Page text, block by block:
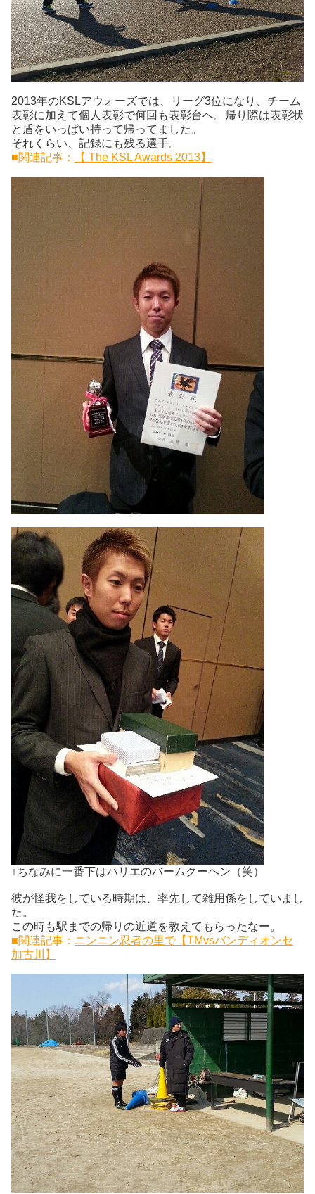
2013年のKSLアウォーズでは、リーグ3位になり、チーム
表彰に加えて個人表彰で何回も表彰台へ。帰り際は表彰状
と盾をいっぱい持って帰ってました。
それくらい、記録にも残る選手。
■関連記事：
【 The KSL Awards 2013】
↑ちなみに一番下はハリエのバームクーヘン（笑）
彼が怪我をしている時期は、率先して雑用係をしていまし
た。
この時も駅までの帰りの近道を教えてもらったなー。
■関連記事： ニンニン忍者の里で【TMvsバンディオンセ
加古川】